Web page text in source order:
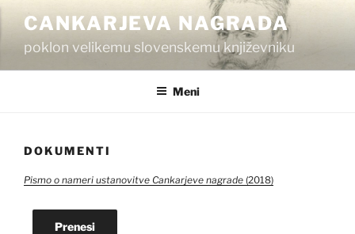
Skoči
vsebino
CANKARJEVA NAGRADA
poklon velikemu slovenskemu književniku
Meni
DOKUMENTI
Pismo o nameri ustanovitve Cankarjeve nagrade (2018)
Prenesi